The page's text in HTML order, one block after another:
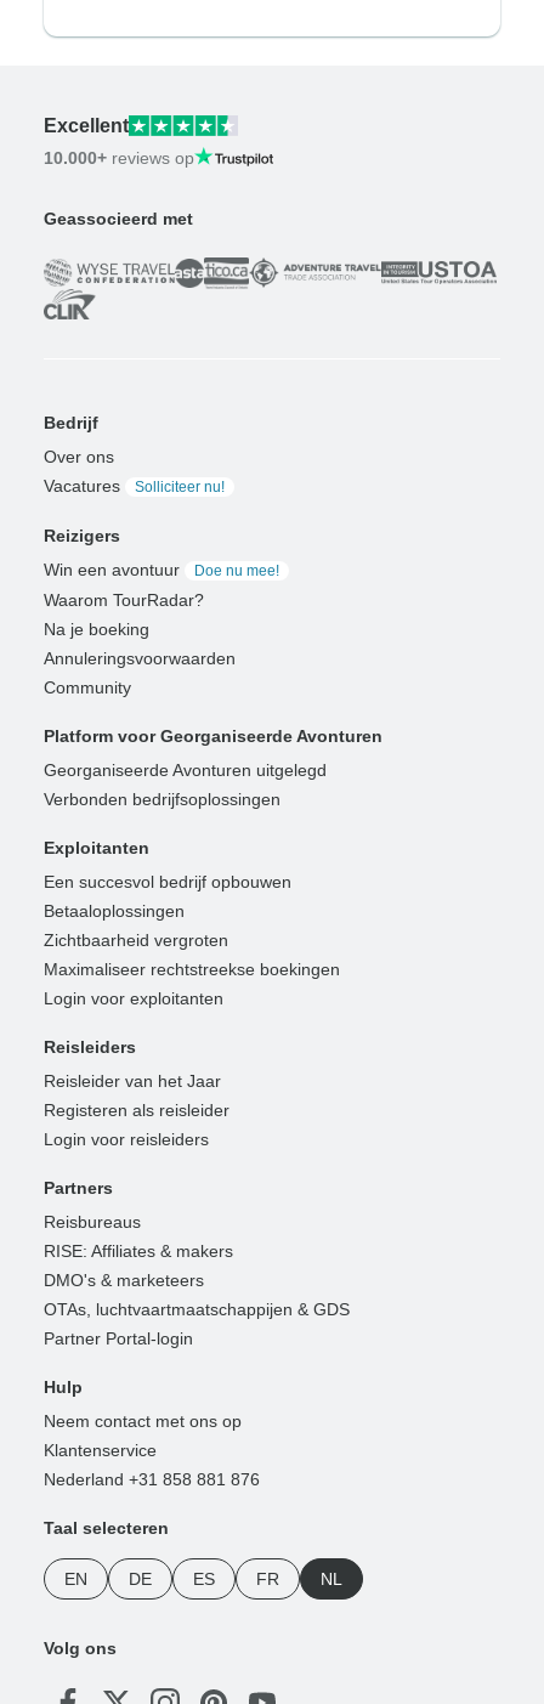
Excellent
10.000+ reviews op
Geassocieerd met
Bedrijf
Over ons
Vacatures
Solliciteer nu!
Reizigers
Win een avontuur
Doe nu mee!
Waarom TourRadar?
Na je boeking
Annuleringsvoorwaarden
Community
Platform voor Georganiseerde Avonturen
Georganiseerde Avonturen uitgelegd
Verbonden bedrijfsoplossingen
Exploitanten
Een succesvol bedrijf opbouwen
Betaaloplossingen
Zichtbaarheid vergroten
Maximaliseer rechtstreekse boekingen
Login voor exploitanten
Reisleiders
Reisleider van het Jaar
Registeren als reisleider
Login voor reisleiders
Partners
Reisbureaus
RISE: Affiliates & makers
DMO's & marketeers
OTAs, luchtvaartmaatschappijen & GDS
Partner Portal-login
Hulp
Neem contact met ons op
Klantenservice
Nederland +31 858 881 876
Taal selecteren
EN DE ES FR NL
Volg ons